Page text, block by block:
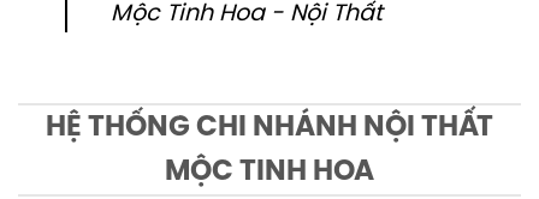
Mộc Tinh Hoa - Nội Thất
HỆ THỐNG CHI NHÁNH NỘI THẤT
MỘC TINH HOA